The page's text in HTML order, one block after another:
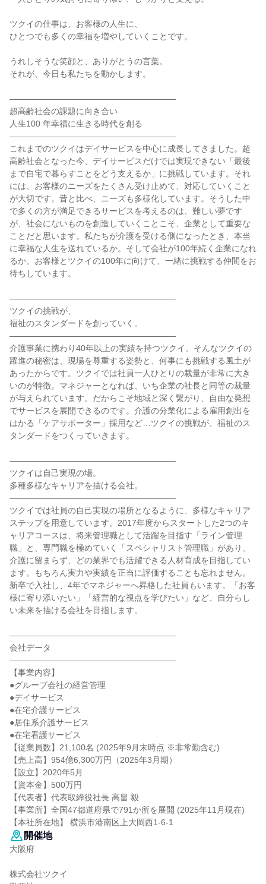
ツクイの仕事は、お客様の人生に、
ひとつでも多くの幸福を増やしていくことです。
うれしそうな笑顔と、ありがとうの言葉。
それが、今日も私たちを動かします。
――――――――――――――――――――
超高齢社会の課題に向き合い
人生100 年幸福に生きる時代を創る
――――――――――――――――――――
これまでのツクイはデイサービスを中心に成長してきました。超
高齢社会となった今、デイサービスだけでは実現できない「最後
まで自宅で暮らすことをどう支えるか」に挑戦しています。それ
には、お客様のニーズをたくさん受け止めて、対応していくこと
が大切です。昔と比べ、ニーズも多様化しています。そうした中
で多くの方が満足できるサービスを考えるのは、難しい夢です
が、社会にないものを創造していくことこそ、企業として重要な
ことだと思います。私たちが介護を受ける側になったとき、本当
に幸福な人生を送れているか。そして会社が100年続く企業になれ
るか。お客様とツクイの100年に向けて、一緒に挑戦する仲間をお
待ちしています。
――――――――――――――――――――
ツクイの挑戦が、
福祉のスタンダードを創っていく。
――――――――――――――――――――
介護事業に携わり40年以上の実績を持つツクイ。そんなツクイの
躍進の秘密は、現場を尊重する姿勢と、何事にも挑戦する風土が
あったからです。ツクイでは社員一人ひとりの裁量が非常に大き
いのが特徴。マネジャーとなれば、いち企業の社長と同等の裁量
が与えられています。だからこそ地域と深く繋がり、自由な発想
でサービスを展開できるのです。介護の分業化による雇用創出を
はかる「ケアサポーター」採用など…ツクイの挑戦が、福祉のス
タンダードをつくっていきます。
――――――――――――――――――――
ツクイは自己実現の場。
多種多様なキャリアを描ける会社。
――――――――――――――――――――
ツクイでは社員の自己実現の場所となるように、多様なキャリア
ステップを用意しています。2017年度からスタートした2つのキ
ャリアコースは、将来管理職として活躍を目指す「ライン管理
職」と、専門職を極めていく「スペシャリスト管理職」があり、
介護に留まらず、どの業界でも活躍できる人材育成を目指してい
ます。もちろん実力や実績を正当に評価することも忘れません。
新卒で入社し、4年でマネジャーへ昇格した社員もいます。「お客
様に寄り添いたい」「経営的な視点を学びたい」など、自分らし
い未来を描ける会社を目指します。
――――――――――――――――――――
会社データ
――――――――――――――――――――
【事業内容】
●グループ会社の経営管理
●デイサービス
●在宅介護サービス
●居住系介護サービス
●在宅看護サービス
【従業員数】21,100名 (2025年9月末時点 ※非常勤含む)
【売上高】954億6,300万円（2025年3月期）
【設立】2020年5月
【資本金】500万円
【代表者】代表取締役社長 高畠 毅
【事業所】全国47都道府県で791か所を展開 (2025年11月現在)
【本社所在地】 横浜市港南区上大岡西1-6-1
開催地
大阪府
株式会社ツクイ